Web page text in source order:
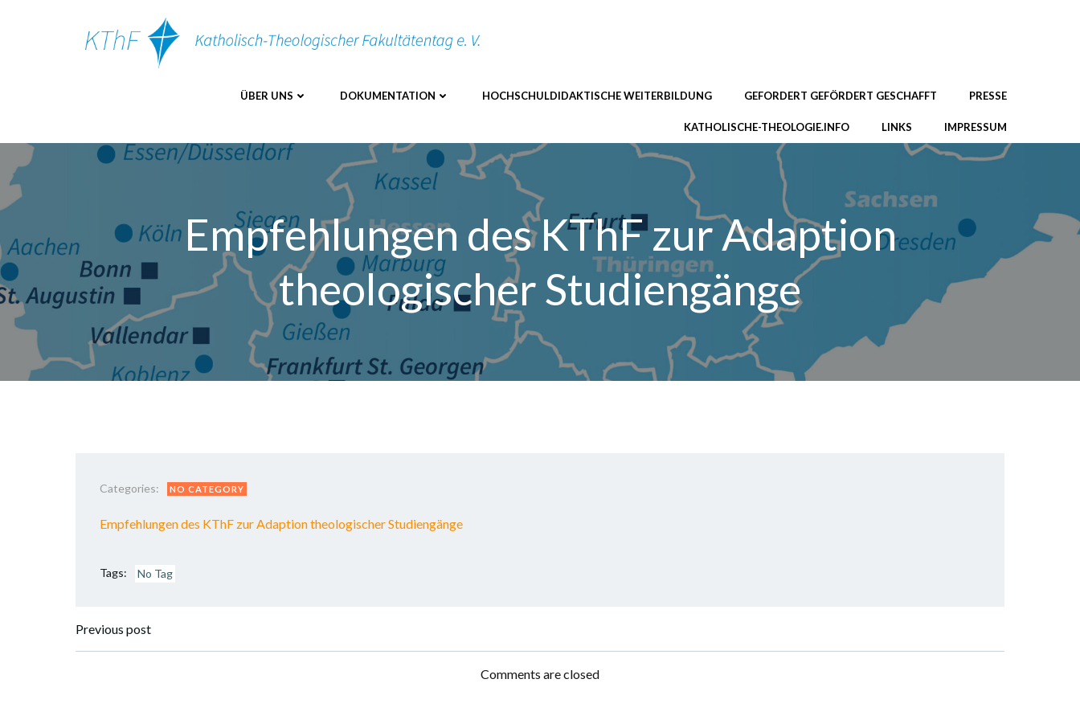
ÜBER UNS DOKUMENTATION HOCHSCHULDIDAKTISCHE WEITERBILDUNG GEFORDERT GEFÖRDERT GESCHAFFT PRESSE
KATHOLISCHE-THEOLOGIE.INFO LINKS IMPRESSUM
Empfehlungen des KThF zur Adaption
theologischer Studiengänge
Categories: NO CATEGORY
Empfehlungen des KThF zur Adaption theologischer Studiengänge
Tags: No Tag
Post
Previous post
Comments are closed